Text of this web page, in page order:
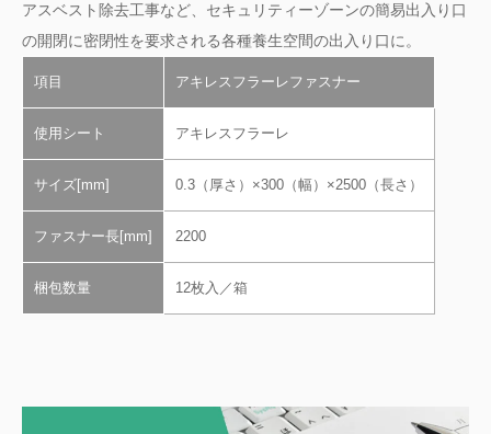
アスベスト除去工事など、セキュリティーゾーンの簡易出入り口
の開閉に密閉性を要求される各種養生空間の出入り口に。
項目 アキレスフラーレファスナー
使用シート アキレスフラーレ
サイズ[mm] 0.3（厚さ）×300（幅）×2500（長さ）
ファスナー長[mm] 2200
梱包数量 12枚入／箱